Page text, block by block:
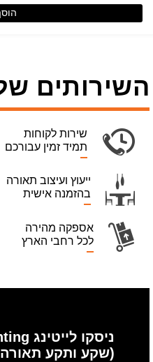
השירותים
שירות לקוחות
תמיד זמין עבורכם
ייעוץ ועיצוב תאורה
בהזמנה אישית
אספקה מהירה
לכל רחבי הארץ
ניסקו לייטינג Nisko Lighting
(שקע ותקע